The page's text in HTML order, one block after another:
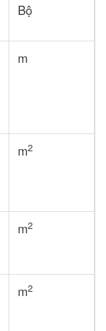
Bộ
m
m2
m2
m2